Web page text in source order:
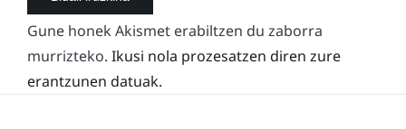
Gune honek Akismet erabiltzen du zaborra
murrizteko. Ikusi nola prozesatzen diren zure
erantzunen datuak.